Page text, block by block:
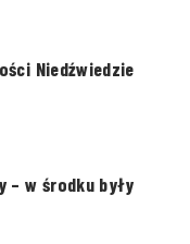
Niedźwiedzie
– w środku były